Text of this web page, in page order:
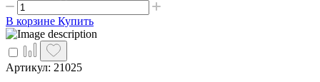
В корзине Купить
Артикул: 21025